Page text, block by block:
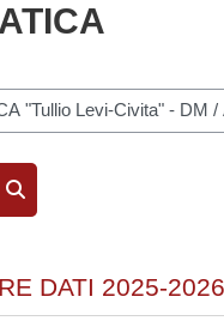
DATI 2025-